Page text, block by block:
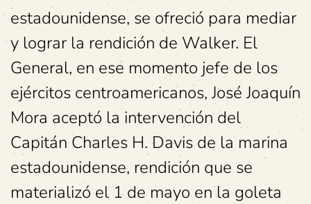
estadounidense, se ofreció para mediar
y lograr la rendición de Walker. El
General, en ese momento jefe de los
ejércitos centroamericanos, José Joaquín
Mora aceptó la intervención del
Capitán Charles H. Davis de la marina
estadounidense, rendición que se
materializó el 1 de mayo en la goleta